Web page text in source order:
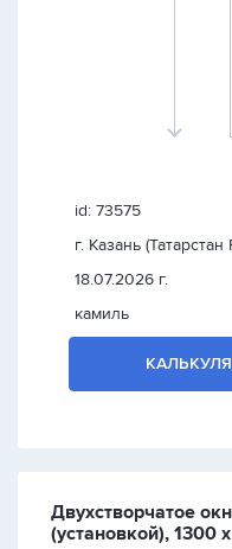
id: 73575
г. Казань (Татарстан
18.07.2026 г.
камиль
Двухстворчатое
(установкой), 1300